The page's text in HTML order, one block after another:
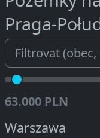
Praga-
63.000 PLN
Warszawa